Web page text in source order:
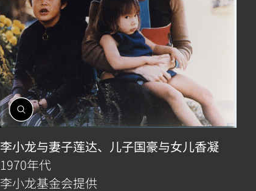
開
啟
簿
李小龙与妻子莲达、儿子国豪与女儿香凝
1970年代
李小龙基金会提供